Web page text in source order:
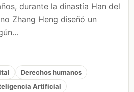
durante la dinastía Han del
Zhang Heng diseñó un
Derechos humanos
Artificial